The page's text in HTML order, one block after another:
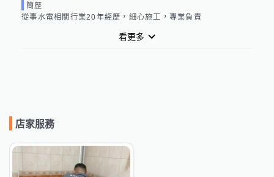
簡歷
從事水電相關行業20年經歷，細心施工，專業負責
看更多
店家服務